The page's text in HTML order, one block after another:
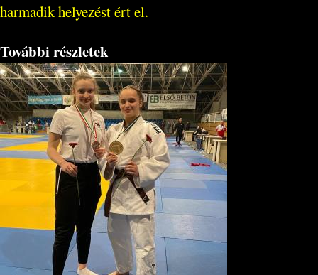
harmadik helyezést ért el.
További részletek